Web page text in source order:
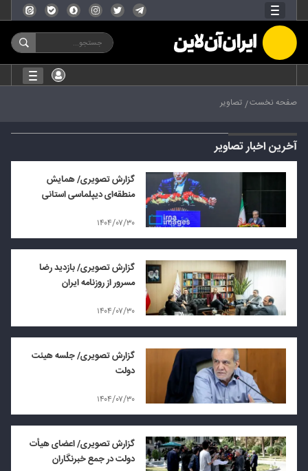
صفحه نخست تصاویر
آخرین اخبار تصاویر
گزارش تصویری/ همایش
منطقه‌ای دیپلماسی استانی
۱۴۰۴/۰۷/۳۰
گزارش تصویری/ بازدید رضا
مسرور از روزنامه ایران
۱۴۰۴/۰۷/۳۰
گزارش تصویری/ جلسه هیئت
دولت
۱۴۰۴/۰۷/۳۰
گزارش تصویری/ اعضای هیأت
دولت در جمع خبرنگاران